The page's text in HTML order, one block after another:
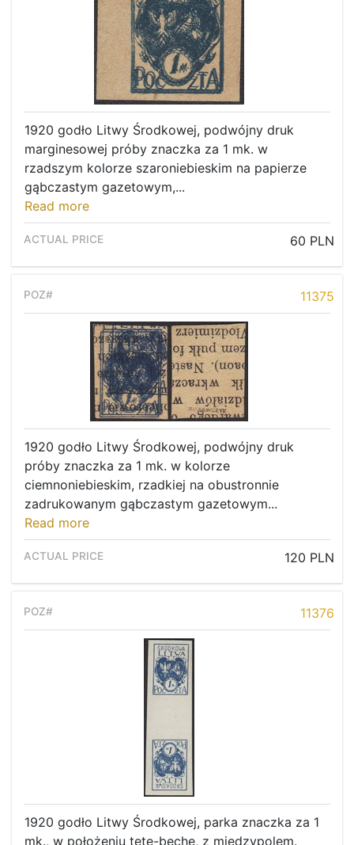
1920 godło Litwy Środkowej, podwójny druk
marginesowej próby znaczka za 1 mk. w
rzadszym kolorze szaroniebieskim na papierze
gąbczastym gazetowym,...
Read more
60 PLN
11375
1920 godło Litwy Środkowej, podwójny druk
próby znaczka za 1 mk. w kolorze
ciemnoniebieskim, rzadkiej na obustronnie
zadrukowanym gąbczastym gazetowym...
Read more
120 PLN
11376
1920 godło Litwy Środkowej, parka znaczka za 1
mk., w położeniu tete-beche, z międzypolem.